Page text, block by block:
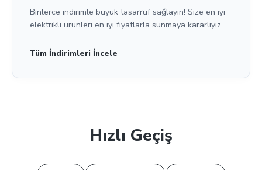
Binlerce indirimle büyük tasarruf sağlayın! Size en iyi
elektrikli ürünleri en iyi fiyatlarla sunmaya kararlıyız.
Tüm İndirimleri İncele
Hızlı Geçiş